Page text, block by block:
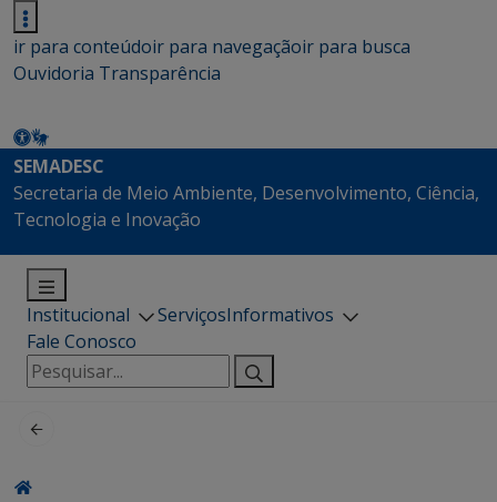
ir para conteúdoir para navegaçãoir para busca
Ouvidoria Transparência
SEMADESC
Secretaria de Meio Ambiente, Desenvolvimento, Ciência,
Tecnologia e Inovação
Institucional ServiçosInformativos
Fale Conosco
Pesquisar
por: